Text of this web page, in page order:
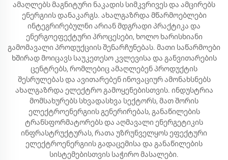
ამაღლებს მაგნიტური ნაკადის სიმკვრივეს და ამცირებს
ენერგიის დანაკარგს. ახალგაზრდა მწარმოებლები
ინტეგრირებულნი არიან მდგრადი პრაქტიკა და
ენერგოეფექტური პროცესები, ხოლო ხარისხიანი
გამომავალი პროდუქციის შენარჩუნებას. მათი საწარმოები
ხშირად მოიცავს საუკეთესო კვლევისა და განვითარების
ცენტრებს, რომლებიც ამაღლებენ პროდუქტის
შესრულებას და ავითარებენ ინოვაციურ ამონახსნებს
ახალგაზრდა ელექტრო გამოყენებისთვის. ინდუსტრია
მომსახურებს სხვადასხვა სექტორს, მათ შორის
ელექტროენერგიის გენერირებას, განაწილების
ტრანსფორმატორებს და აღმავალი ენერგეტიკის
ინფრასტრუქტურას, რათა უზრუნველყოს ეფექტური
ელექტროენერგიის გადაცემისა და განაწილების
სისტემებისთვის საჭირო მასალები.